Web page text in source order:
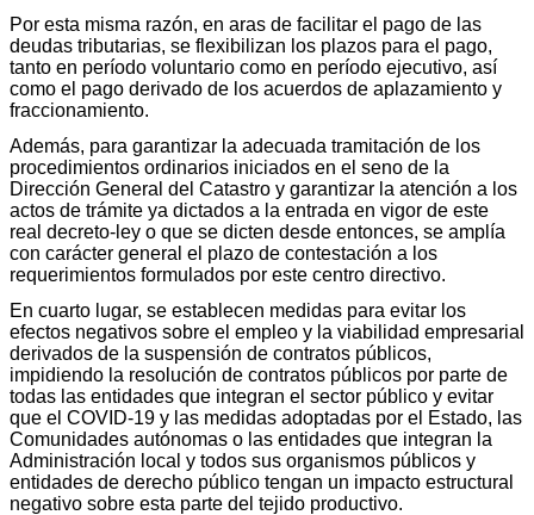
Por esta misma razón, en aras de facilitar el pago de las
deudas tributarias, se flexibilizan los plazos para el pago,
tanto en período voluntario como en período ejecutivo, así
como el pago derivado de los acuerdos de aplazamiento y
fraccionamiento.
Además, para garantizar la adecuada tramitación de los
procedimientos ordinarios iniciados en el seno de la
Dirección General del Catastro y garantizar la atención a los
actos de trámite ya dictados a la entrada en vigor de este
real decreto-ley o que se dicten desde entonces, se amplía
con carácter general el plazo de contestación a los
requerimientos formulados por este centro directivo.
En cuarto lugar, se establecen medidas para evitar los
efectos negativos sobre el empleo y la viabilidad empresarial
derivados de la suspensión de contratos públicos,
impidiendo la resolución de contratos públicos por parte de
todas las entidades que integran el sector público y evitar
que el COVID-19 y las medidas adoptadas por el Estado, las
Comunidades autónomas o las entidades que integran la
Administración local y todos sus organismos públicos y
entidades de derecho público tengan un impacto estructural
negativo sobre esta parte del tejido productivo.